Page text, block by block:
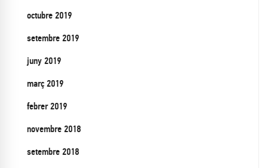
octubre 2019
setembre 2019
juny 2019
març 2019
febrer 2019
novembre 2018
setembre 2018